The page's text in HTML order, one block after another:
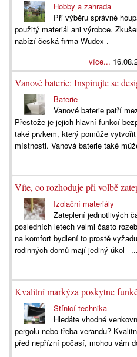
Hobby a zahrada
Při výběru správné
použitý materiál ani výrobce.
nabízí česká firma Wudex .
více...
Vanové baterie: Inspirujte se
Baterie
Vanové baterie patří
Přestože je jejich hlavní funkcí
také prvkem, který pomůže
místnosti. Vanová baterie také
Víte, co rozhoduje při volbě
Izolační materiály
Zateplení jednotlivých
posledních letech velmi často
na komfort bydlení to prostě
rodinných domů mají jediný úkol –...
Kvalitní markýza poskytne
Stínicí technika
Hledáte vhodné
pergolu nebo třeba verandu?
před nepřízní počasí, mohou vám